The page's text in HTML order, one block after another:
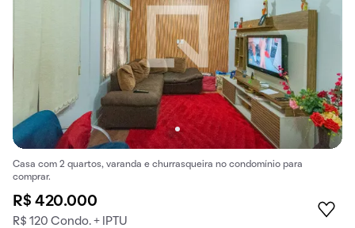
Casa com 2 quartos, varanda e churrasqueira no condomínio para
comprar.
R$ 420.000
R$ 120 Condo. + IPTU